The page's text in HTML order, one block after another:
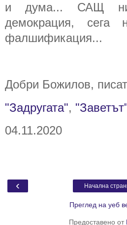
и дума... САЩ
демокрация,
фалшификация...
Добри Божилов,
"Задругата",
04.11.2020
‹ Начална
Преглед на уеб
Предоставено от